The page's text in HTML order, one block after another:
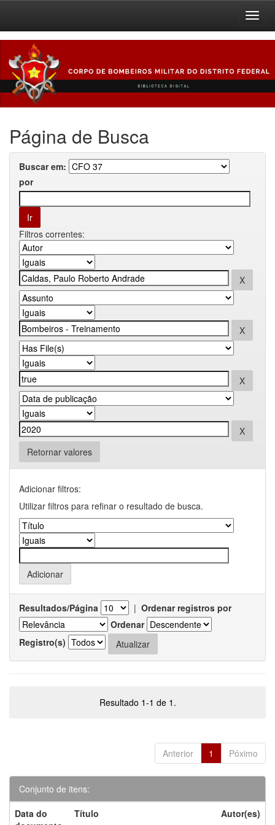
navigation
Página de Busca
Buscar em:
por
Filtros correntes:
Retornar valores
Adicionar filtros:
Utilizar filtros para refinar o resultado de busca.
Resultados/Página | Ordenar registros por
Ordenar
Registro(s)
Resultado 1-1 de 1.
Anterior 1 Póximo
Conjunto de itens:
Data do
Título Autor(es)